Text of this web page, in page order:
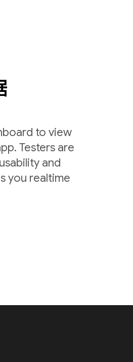
to view
Testers are
and
you realtime